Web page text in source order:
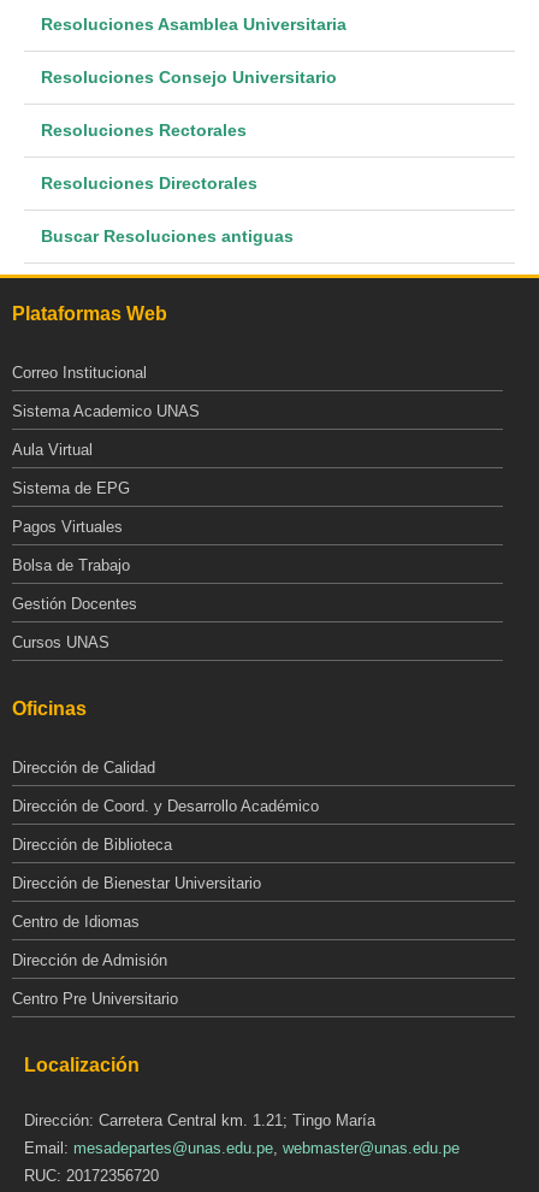
Resoluciones Asamblea Universitaria
Resoluciones Consejo Universitario
Resoluciones Rectorales
Resoluciones Directorales
Buscar Resoluciones antiguas
Plataformas Web
Correo Institucional
Sistema Academico UNAS
Aula Virtual
Sistema de EPG
Pagos Virtuales
Bolsa de Trabajo
Gestión Docentes
Cursos UNAS
Oficinas
Dirección de Calidad
Dirección de Coord. y Desarrollo Académico
Dirección de Biblioteca
Dirección de Bienestar Universitario
Centro de Idiomas
Dirección de Admisión
Centro Pre Universitario
Localización
Dirección: Carretera Central km. 1.21; Tingo María
Email: mesadepartes@unas.edu.pe, webmaster@unas.edu.pe
RUC: 20172356720